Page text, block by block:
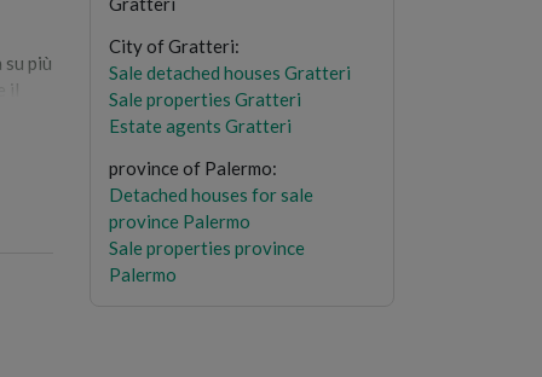
più
il
City of Gratteri:
Sale detached houses Gratteri
Sale properties Gratteri
Estate agents Gratteri
province of Palermo:
Detached houses for sale
province Palermo
Sale properties province
Palermo